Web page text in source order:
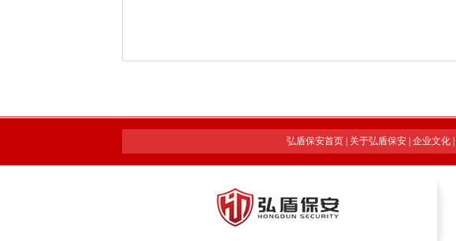
弘盾保安首页 关于弘盾保安 企业文化